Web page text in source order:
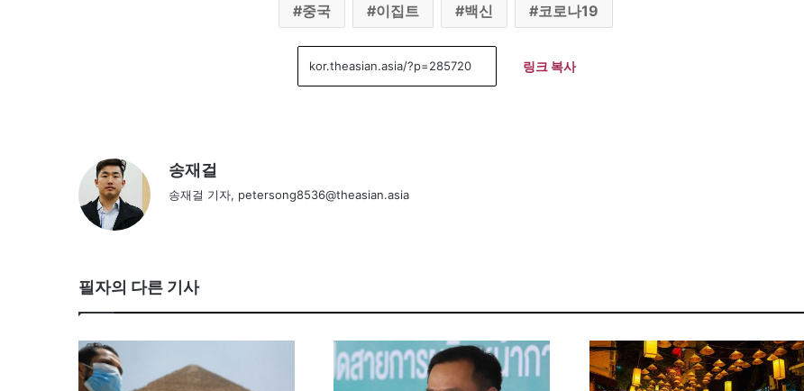
중국 이집트 백신 코로나19
링크 복사
송재걸
송재걸 기자, petersong8536@theasian.asia
필자의 다른 기사